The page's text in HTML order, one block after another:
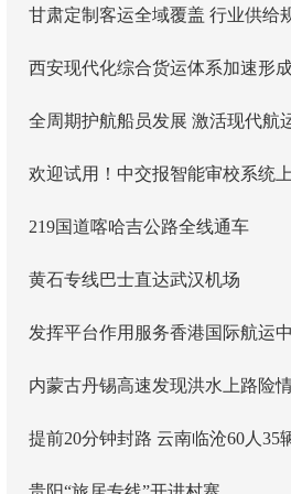
甘肃定制客运全域覆盖 行业供给
西安现代化综合货运体系加速形
全周期护航船员发展 激活现代航
欢迎试用！中交报智能审校系统
219国道喀哈吉公路全线通车
黄石专线巴士直达武汉机场
发挥平台作用服务香港国际航运
提前20分钟封路 云南临沧60人35